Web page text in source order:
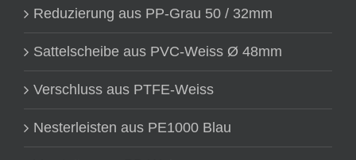
Reduzierung aus PP-Grau 50 / 32mm
Sattelscheibe aus PVC-Weiss Ø 48mm
Verschluss aus PTFE-Weiss
Nesterleisten aus PE1000 Blau